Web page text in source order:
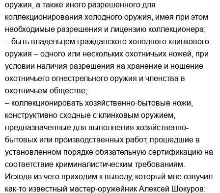
оружия, а также иного разрешенного для
коллекционирования холодного оружия, имея при этом
необходимые разрешения и лицензию коллекционера;
– быть владельцем гражданского холодного клинкового
оружия – одного или нескольких охотничьих ножей, при
условии наличия разрешения на хранение и ношение
охотничьего огнестрельного оружия и членства в
охотничьем обществе;
– коллекционировать хозяйственно-бытовые ножи,
конструктивно сходные с клинковым оружием,
предназначенные для выполнения хозяйственно-
бытовых или производственных работ, прошедшие в
установленном порядке обязательную сертификацию на
соответствие криминалистическим требованиям.
Исходя из чего приходим к выводу, который мне озвучил
как-то известный мастер-оружейник Алексей Шокуров: